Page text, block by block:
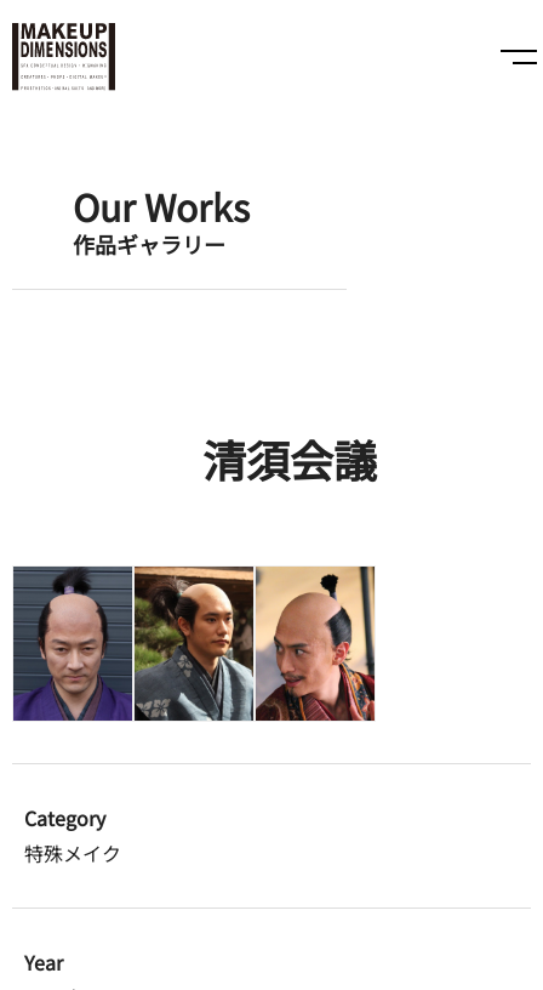
Our Works
作品ギャラリー
清須会議
Category
特殊メイク
Year